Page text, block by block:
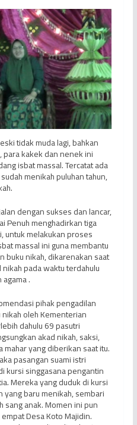
tidak muda lagi, bahkan
para kakek dan nenek ini
isbat massal. Tercatat ada
menikah puluhan tahun,
dengan sukses dan lancar,
Penuh menghadirkan tiga
untuk melakukan proses
massal ini guna membantu
buku nikah, dikarenakan saat
pada waktu terdahulu
.
pihak pengadilan
oleh Kementerian
dahulu 69 pasutri
akad nikah, saksi,
mahar yang diberikan saat itu.
pasangan suami istri
kursi singgasana pengantin
Mereka yang duduk di kursi
baru menikah, sembari
anak. Momen ini pun
Desa Koto Majidin.